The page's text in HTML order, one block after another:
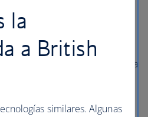
hacen un seguimiento
se reunirán con usted para,
ayudarle en caso de que
conexión. Harán todo lo que
pueda pasar por la fila rápida
(Fast Track) y que pueda
así como para que su
que usted a su destino
la
a British
similares. Algunas